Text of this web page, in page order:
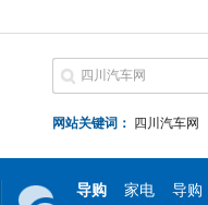
网站关键词： 四川汽车网
导购 家电 导购